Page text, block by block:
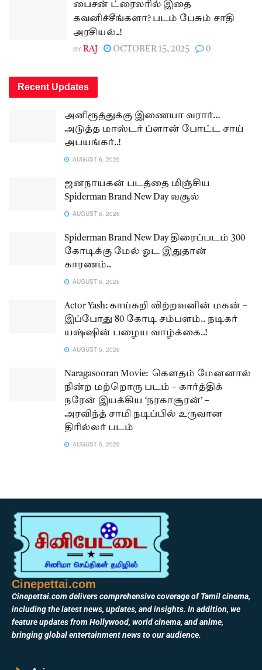
பைசன் ட்ரைலரில் இதை
கவனிச்சீங்களா? படம் பேசும் சாதி
அரசியல்..!
BY RAJ OCTOBER 15, 2025 0
Recent Updates
அனிரூத்துக்கு இணையா வரார்…
அடுத்த மாஸ்டர் ப்ளான் போட்ட சாய்
அபயங்கர்..!
AUGUST 6, 2026
ஜனநாயகன் படத்தை மிஞ்சிய
Spiderman Brand New Day வசூல்
AUGUST 6, 2026
Spiderman Brand New Day திரைப்படம் 300
கோடிக்கு மேல் ஓட இதுதான்
காரணம்..
AUGUST 6, 2026
Actor Yash: காய்கறி விற்றவனின் மகன் –
இப்போது 80 கோடி சம்பளம்.. நடிகர்
யஷ்ஷின் பழைய வாழ்க்கை..!
AUGUST 5, 2026
Naragasooran Movie: கௌதம் மேனனால்
நின்ற மற்றொரு படம் – கார்த்திக்
நரேன் இயக்கிய ‘நரகாசூரன்’ –
அரவிந்த் சாமி நடிப்பில் உருவான
திரில்லர் படம்
AUGUST 5, 2026
Cinepettai.com
Cinepettai.com delivers comprehensive coverage of Tamil cinema,
including the latest news, updates, and insights. In addition, we
feature updates from Hollywood, world cinema, and anime,
bringing global entertainment news to our audience.